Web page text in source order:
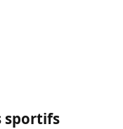
sportifs